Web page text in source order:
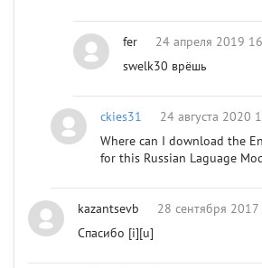
fer
24 апреля 2019
swelk30 врёшь
ckies31
24 августа 2020
Where can I download the
for this Russian Laguage
kazantsevb
28 сентября
Спасибо [i][u]